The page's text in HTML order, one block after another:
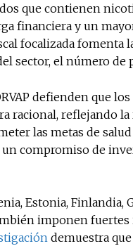
que contienen
financiera y un
focalizada
sector, el número de
defienden que
racional, reflejando
las metas de
un compromiso de
Estonia,
imponen
demuestra